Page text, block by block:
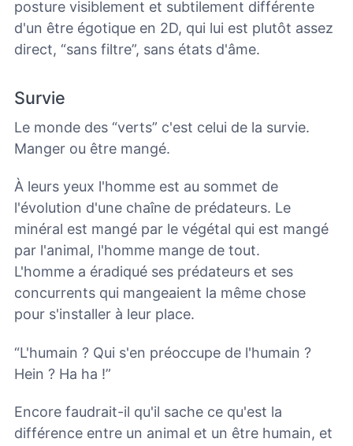
posture visiblement et subtilement différente
d'un être égotique en 2D, qui lui est plutôt assez
direct, “sans filtre”, sans états d'âme.
Survie
Le monde des “verts” c'est celui de la survie.
Manger ou être mangé.
À leurs yeux l'homme est au sommet de
l'évolution d'une chaîne de prédateurs. Le
minéral est mangé par le végétal qui est mangé
par l'animal, l'homme mange de tout.
L'homme a éradiqué ses prédateurs et ses
concurrents qui mangeaient la même chose
pour s'installer à leur place.
“L'humain ? Qui s'en préoccupe de l'humain ?
Hein ? Ha ha !”
Encore faudrait-il qu'il sache ce qu'est la
différence entre un animal et un être humain, et